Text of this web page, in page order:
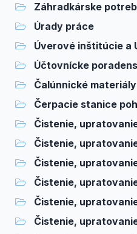
Záhradkárske
Úrady práce
Úverové inštitúcie a
Účtovnícke
Čalúnnické
Čerpacie stanice
Čistenie,
Čistenie,
Čistenie,
Čistenie,
Čistenie,
Čistenie,